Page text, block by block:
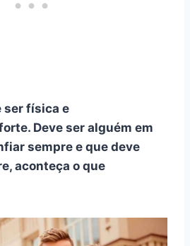
ser física e
Deve ser alguém em
sempre e que deve
aconteça o que